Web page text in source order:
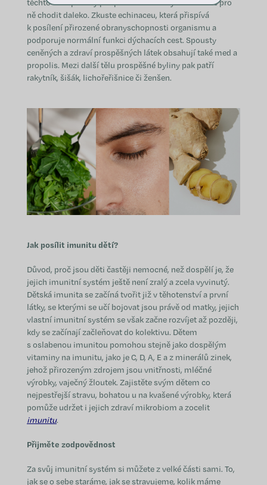
ně chodit daleko. Zkuste echinaceu, která přispívá
k posílení přirozené obranyschopnosti organismu a
podporuje normální funkci dýchacích cest. Spousty
ceněných a zdraví prospěšných látek obsahují také med a
propolis. Mezi další tělu prospěšné byliny pak patří
rakytník, šišák, lichořeřišnice či ženšen.
Jak posílit imunitu dětí?
Důvod, proč jsou děti častěji nemocné, než dospělí je, že
jejich imunitní systém ještě není zralý a zcela vyvinutý.
Dětská imunita se začíná tvořit již v těhotenství a první
látky, se kterými se učí bojovat jsou právě od matky, jejich
vlastní imunitní systém se však začne rozvíjet až později,
kdy se začínají začleňovat do kolektivu. Dětem
s oslabenou imunitou pomohou stejně jako dospělým
vitaminy na imunitu, jako je C, D, A, E a z minerálů zinek,
jehož přirozeným zdrojem jsou vnitřnosti, mléčné
výrobky, vaječný žloutek. Zajistěte svým dětem co
nejpestřejší stravu, bohatou u na kvašené výrobky, která
pomůže udržet i jejich zdraví mikrobiom a zocelit
imunitu.
Přijměte zodpovědnost
Za svůj imunitní systém si můžete z velké části sami. To,
jak se o sebe staráme, jak se stravujeme, kolik máme